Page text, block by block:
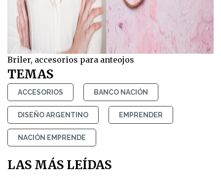
Briler, accesorios para anteojos
TEMAS
ACCESORIOS BANCO NACIÓN
DISEÑO ARGENTINO EMPRENDER
NACIÓN EMPRENDE
LAS MÁS LEÍDAS